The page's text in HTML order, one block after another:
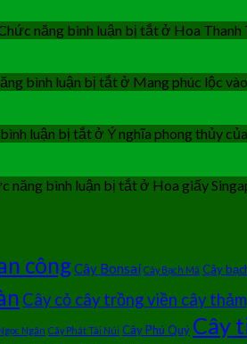
năng bình luận bị tắtở Hoa Thanh
bình luận bị tắtở Mang phúc lộc
luận bị tắtở Ý nghĩa phong thủy
năng bình luận bị tắtở Hoa giấy
côngCây Bonsai Cây Bạch Mã Cây
Cây cỏ cây trồng viền cây thảm
Ngân Cây Phát Tài Núi Cây Phú Quý Cây